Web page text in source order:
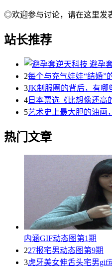
◎欢迎参与讨论，请在这里发
站长推荐
2每个与充气娃娃“结婚”
3JK制服圈的背后，有哪
4 日本票选《比想像还高
5艺术史上最大胆的油画
热门文章
内涵GIF动态图第1期
227报宅男动态图第9期
3虎牙美女伸舌头宅男gif